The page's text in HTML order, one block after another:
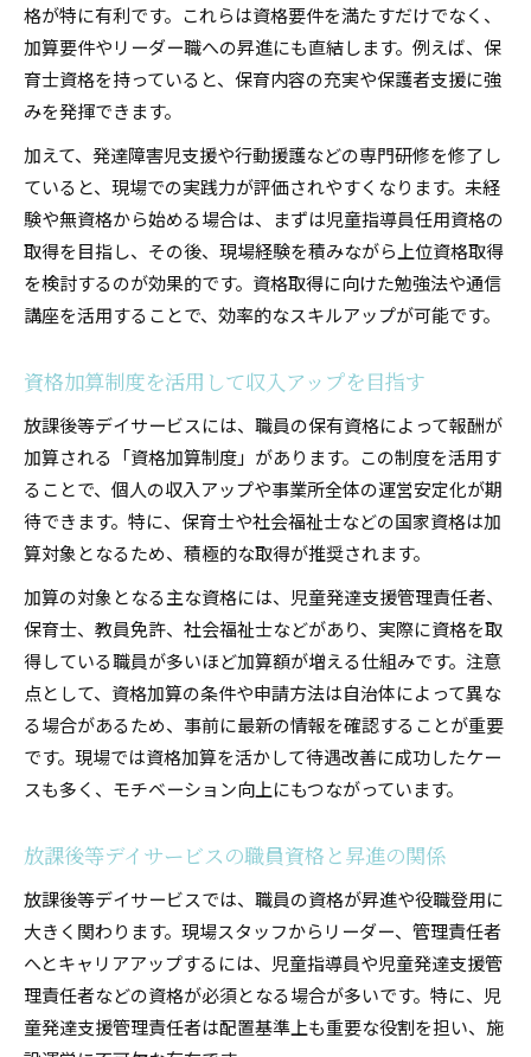
格が特に有利です。これらは資格要件を満たすだけでなく、
加算要件やリーダー職への昇進にも直結します。例えば、保
育士資格を持っていると、保育内容の充実や保護者支援に強
みを発揮できます。
加えて、発達障害児支援や行動援護などの専門研修を修了し
ていると、現場での実践力が評価されやすくなります。未経
験や無資格から始める場合は、まずは児童指導員任用資格の
取得を目指し、その後、現場経験を積みながら上位資格取得
を検討するのが効果的です。資格取得に向けた勉強法や通信
講座を活用することで、効率的なスキルアップが可能です。
資格加算制度を活用して収入アップを目指す
放課後等デイサービスには、職員の保有資格によって報酬が
加算される「資格加算制度」があります。この制度を活用す
ることで、個人の収入アップや事業所全体の運営安定化が期
待できます。特に、保育士や社会福祉士などの国家資格は加
算対象となるため、積極的な取得が推奨されます。
加算の対象となる主な資格には、児童発達支援管理責任者、
保育士、教員免許、社会福祉士などがあり、実際に資格を取
得している職員が多いほど加算額が増える仕組みです。注意
点として、資格加算の条件や申請方法は自治体によって異な
る場合があるため、事前に最新の情報を確認することが重要
です。現場では資格加算を活かして待遇改善に成功したケー
スも多く、モチベーション向上にもつながっています。
放課後等デイサービスの職員資格と昇進の関係
放課後等デイサービスでは、職員の資格が昇進や役職登用に
大きく関わります。現場スタッフからリーダー、管理責任者
へとキャリアアップするには、児童指導員や児童発達支援管
理責任者などの資格が必須となる場合が多いです。特に、児
童発達支援管理責任者は配置基準上も重要な役割を担い、施